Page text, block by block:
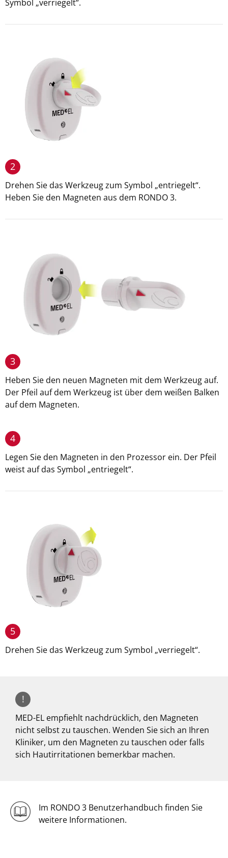
Symbol „verriegelt“.
2
Drehen Sie das Werkzeug zum Symbol „entriegelt“.
Heben Sie den Magneten aus dem RONDO 3.
3
Heben Sie den neuen Magneten mit dem Werkzeug auf.
Der Pfeil auf dem Werkzeug ist über dem weißen Balken
auf dem Magneten.
4
Legen Sie den Magneten in den Prozessor ein. Der Pfeil
weist auf das Symbol „entriegelt“.
5
Drehen Sie das Werkzeug zum Symbol „verriegelt“.
!
MED-EL empfiehlt nachdrücklich, den Magneten
nicht selbst zu tauschen. Wenden Sie sich an Ihren
Kliniker, um den Magneten zu tauschen oder falls
sich Hautirritationen bemerkbar machen.
Im RONDO 3 Benutzerhandbuch finden Sie
weitere Informationen.